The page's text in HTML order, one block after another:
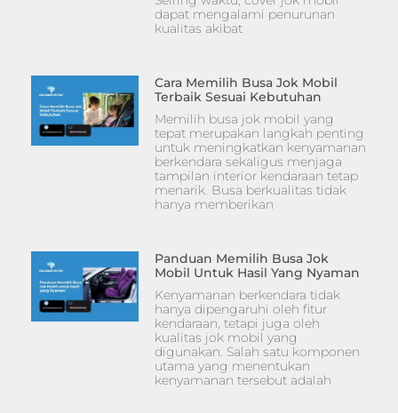
dapat mengalami penurunan
kualitas akibat
Cara Memilih Busa Jok Mobil
Terbaik Sesuai Kebutuhan
Memilih busa jok mobil yang
tepat merupakan langkah penting
untuk meningkatkan kenyamanan
berkendara sekaligus menjaga
tampilan interior kendaraan tetap
menarik. Busa berkualitas tidak
hanya memberikan
Panduan Memilih Busa Jok
Mobil Untuk Hasil Yang Nyaman
Kenyamanan berkendara tidak
hanya dipengaruhi oleh fitur
kendaraan, tetapi juga oleh
kualitas jok mobil yang
digunakan. Salah satu komponen
utama yang menentukan
kenyamanan tersebut adalah